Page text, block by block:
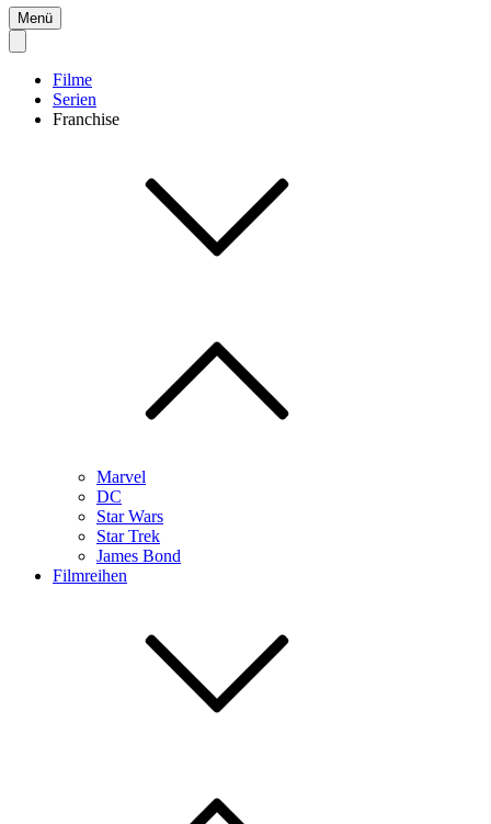
Menü
Filme
Serien
Franchise
Marvel
DC
Star Wars
Star Trek
James Bond
Filmreihen